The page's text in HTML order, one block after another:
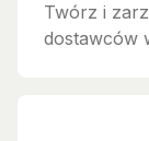
Twórz i
dostawców